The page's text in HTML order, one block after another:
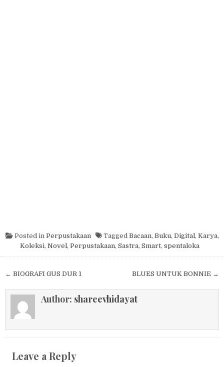
Posted in Perpustakaan Tagged Bacaan, Buku, Digital , Karya,
Koleksi, Novel , Perpustakaan, Sastra, Smart, spentaloka
Post navigation BLUES UNTUK BONNIE →
← BIOGRAFI GUS DUR 1
Author: shareevhidayat
Leave a Reply